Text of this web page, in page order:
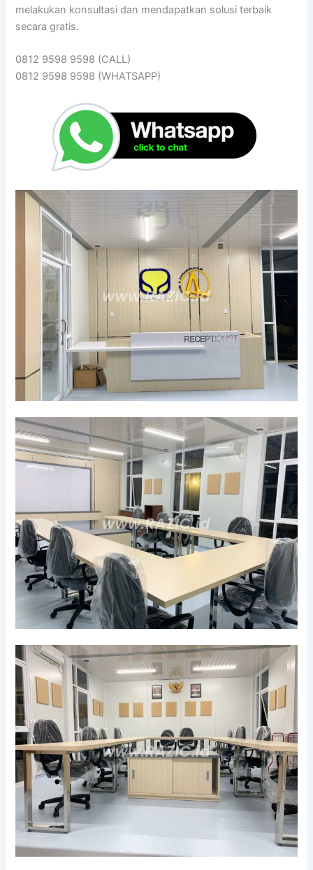
melakukan konsultasi dan mendapatkan solusi terbaik
secara gratis.
0812 9598 9598 (CALL)
0812 9598 9598 (WHATSAPP)